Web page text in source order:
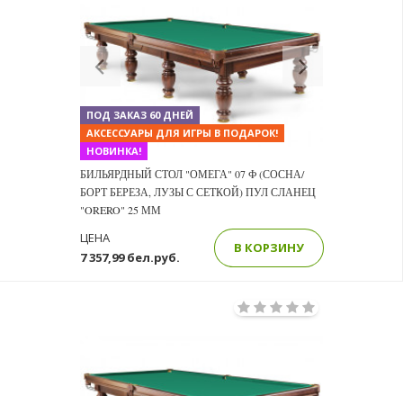
пользуются популярностью для установки в помещении
небольших офисов. Приобретая продукцию ведущего
производителя Фабрики «Старт» - вы делаете верный выбор.
Уникальные технологии, которые Фабрика использует на
производстве, позволяют создавать высококачественное
оборудование для бильярда.
Previous Next
ПОД ЗАКАЗ 60 ДНЕЙ
АКСЕССУАРЫ ДЛЯ ИГРЫ В ПОДАРОК!
НОВИНКА!
БИЛЬЯРДНЫЙ СТОЛ "ОМЕГА" 07 Ф (СОСНА/
БОРТ БЕРЕЗА, ЛУЗЫ С СЕТКОЙ) ПУЛ СЛАНЕЦ
"ORERO" 25 ММ
7 357,99 бел.руб.
ЦЕНА
В КОРЗИНУ